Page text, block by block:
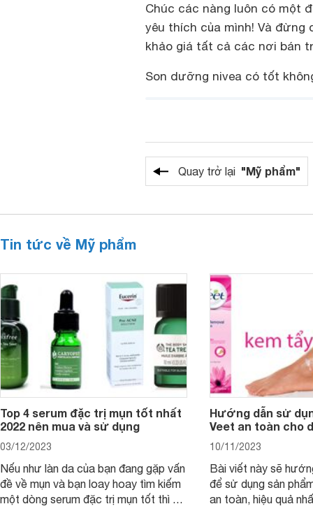
Chúc các nàng luôn có một
yêu thích của mình! Và đừng
khảo giá tất cả các nơi bán
Son dưỡng nivea có tốt
Quay trở lại "Mỹ phẩm"
Tin tức về Mỹ phẩm
Top 4 serum đặc trị mụn tốt nhất
2022 nên mua và sử dụng
03/12/2023
Nếu như làn da của bạn đang gặp vấn
đề về mụn và bạn loay hoay tìm kiếm
một dòng serum đặc trị mụn tốt thì bài
Hướng dẫn sử
Veet an toàn cho
10/11/2023
Bài viết này sẽ
để sử dụng sản
an toàn, hiệu quả